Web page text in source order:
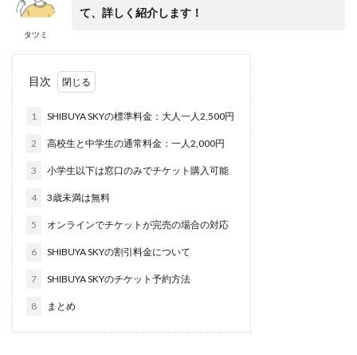
タツミ
て、詳しく紹介します！
目次
1 SHIBUYA SKYの標準料金：大人一人2,500円
2 高校生と中学生の通常料金：一人2,000円
3 小学生以下は窓口のみでチケット購入可能
4 3歳未満は無料
5 オンラインでチケットが完売の場合の対応
6 SHIBUYA SKYの割引料金について
7 SHIBUYA SKYのチケット予約方法
8 まとめ